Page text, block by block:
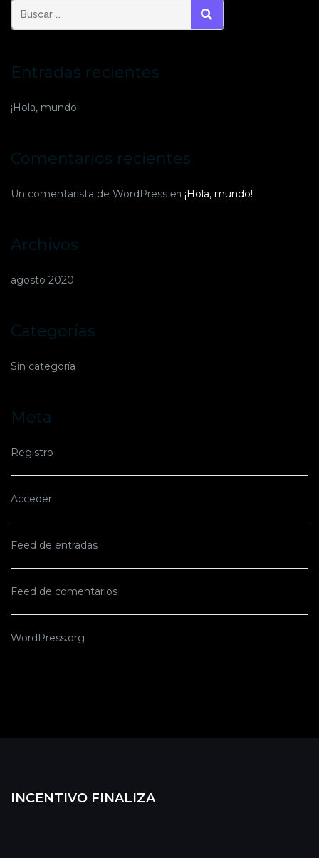
BUSCAR
Entradas recientes
¡Hola, mundo!
Comentarios recientes
Un comentarista de WordPress en ¡Hola, mundo!
Archivos
agosto 2020
Categorías
Sin categoría
Meta
Registro
Acceder
Feed de entradas
Feed de comentarios
WordPress.org
INCENTIVO FINALIZA